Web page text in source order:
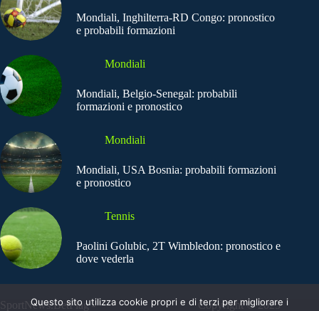
Mondiali, Inghilterra-RD Congo: pronostico
e probabili formazioni
Mondiali
Mondiali, Belgio-Senegal: probabili
formazioni e pronostico
Mondiali
Mondiali, USA Bosnia: probabili formazioni
e pronostico
Tennis
Paolini Golubic, 2T Wimbledon: pronostico e
dove vederla
SportNews.BetFlag - Copyright © 2025
Questo sito utilizza cookie propri e di terzi per migliorare i